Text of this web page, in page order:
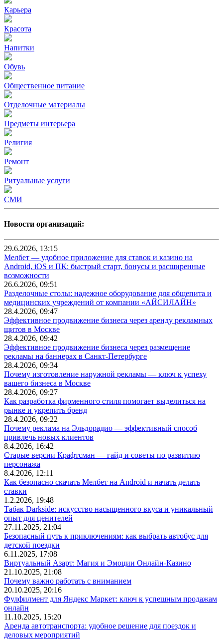
Карьера
Красота
Напитки
Обувь
Общественное питание
Отделочные материалы
Предметы интерьера
Религия
Ремонт
Ритуальные услуги
СМИ
Новости организаций:
29.6.2026, 13:15
Мелбет — удобное приложение для ставок и казино на
Android, iOS и ПК: быстрый старт, бонусы и расширенные
возможности
26.6.2026, 09:51
Разделочные столы: надежное оборудование для общепита и
медицинских учреждений от компании «АЙСИЛАЙН»
28.4.2026, 09:47
Эффективное продвижение бизнеса через аренду рекламных
щитов в Москве
28.4.2026, 09:42
Эффективное продвижение бизнеса через размещение
рекламы на баннерах в Санкт-Петербурге
28.4.2026, 09:34
Почему изготовление наружной рекламы — ключ к успеху
вашего бизнеса в Москве
28.4.2026, 09:27
Как разработка фирменного стиля помогает выделиться на
рынке и укрепить бренд
28.4.2026, 09:22
Почему реклама на Эльдорадио — эффективный способ
привлечь новых клиентов
8.4.2026, 16:42
Старые версии Крафтсман — гайд и советы по развитию
персонажа
8.4.2026, 12:11
Как безопасно скачать Мелбет на Android и начать делать
ставки
1.2.2026, 19:48
Табак Darkside: искусство насыщенного вкуса и уникальный
опыт для ценителей
27.11.2025, 21:04
Безопасный путь к приключениям: как выбрать автобус для
детской поездки
6.11.2025, 17:08
Виртуальный Азарт: Магия и Эмоции Онлайн-Казино
21.10.2025, 21:08
Почему важно работать с вниманием
20.10.2025, 20:16
Фулфилмент для Яндекс Маркет: ключ к успешным продажам
онлайн
11.10.2025, 15:20
Аренда автотранспорта: удобное решение для поездок и
деловых мероприятий